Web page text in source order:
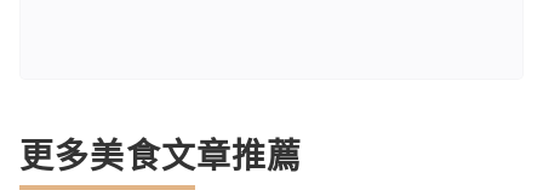
更多美食文章推薦